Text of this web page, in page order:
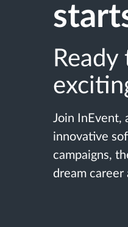
Join InEvent,
innovative
campaigns,
dream